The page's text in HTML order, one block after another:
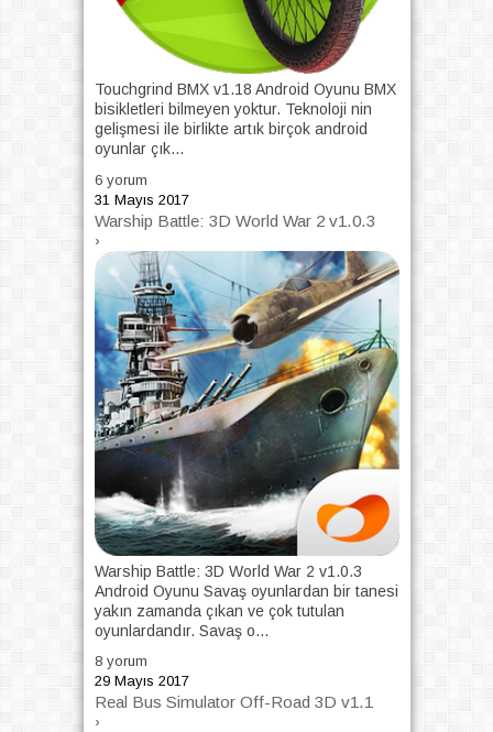
Touchgrind BMX v1.18 Android Oyunu BMX
bisikletleri bilmeyen yoktur. Teknoloji nin
gelişmesi ile birlikte artık birçok android
oyunlar çık...
6 yorum
31 Mayıs 2017
Warship Battle: 3D World War 2 v1.0.3
›
Warship Battle: 3D World War 2 v1.0.3
Android Oyunu Savaş oyunlardan bir tanesi
yakın zamanda çıkan ve çok tutulan
oyunlardandır. Savaş o...
8 yorum
29 Mayıs 2017
Real Bus Simulator Off-Road 3D v1.1
›